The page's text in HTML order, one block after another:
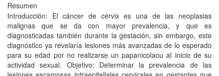
Resumen
Introducción: El cáncer de cérvix es una de las neoplasias
malignas que se da con mayor prevalencia, y que es
diagnosticadas también durante la gestación, sin embargo, este
diagnóstico ya revelaría lesiones más avanzadas de lo esperado
para su edad por no realizarse un papanicolaou al inicio de su
actividad sexual. Objetivo: Determinar la prevalencia de las